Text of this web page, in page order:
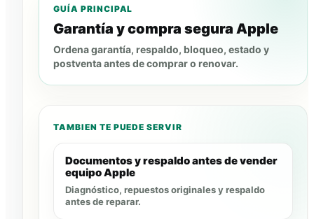
GUÍA PRINCIPAL
Garantía y compra segura Apple
Ordena garantía, respaldo, bloqueo, estado y
postventa antes de comprar o renovar.
TAMBIEN TE PUEDE SERVIR
Documentos y respaldo antes de vender
equipo Apple
Diagnóstico, repuestos originales y respaldo
antes de reparar.